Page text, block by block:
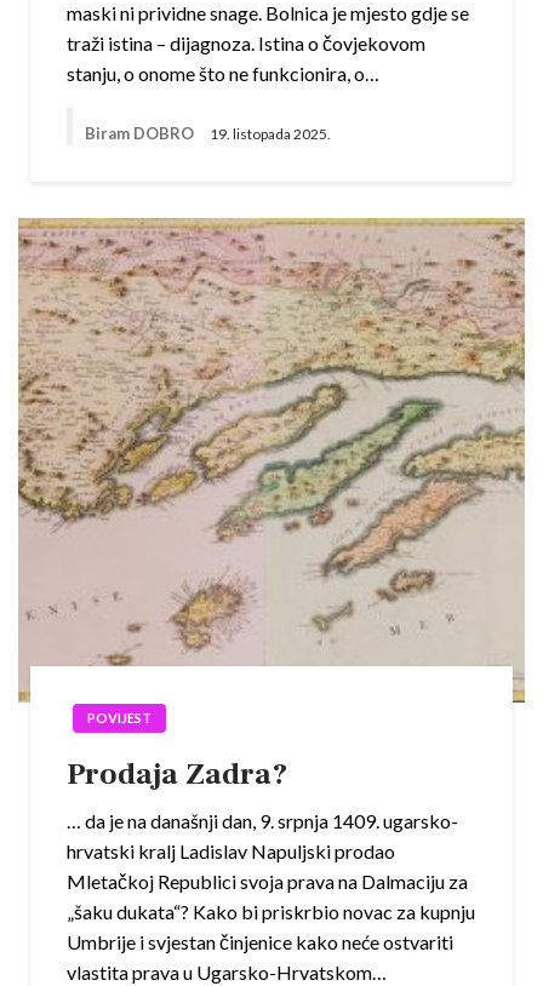
maski ni prividne snage. Bolnica je mjesto gdje se
traži istina – dijagnoza. Istina o čovjekovom
stanju, o onome što ne funkcionira, o…
Biram DOBRO 19. listopada 2025.
POVIJEST
Prodaja Zadra?
… da je na današnji dan, 9. srpnja 1409. ugarsko-
hrvatski kralj Ladislav Napuljski prodao
Mletačkoj Republici svoja prava na Dalmaciju za
„šaku dukata“? Kako bi priskrbio novac za kupnju
Umbrije i svjestan činjenice kako neće ostvariti
vlastita prava u Ugarsko-Hrvatskom…